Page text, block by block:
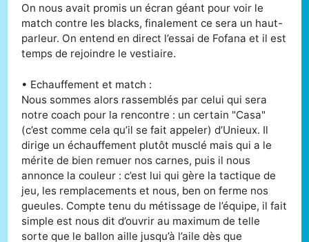
On nous avait promis un écran géant pour voir le
match contre les blacks, finalement ce sera un haut-
parleur. On entend en direct l’essai de Fofana et il est
temps de rejoindre le vestiaire.
• Echauffement et match :
Nous sommes alors rassemblés par celui qui sera
notre coach pour la rencontre : un certain "Casa"
(c’est comme cela qu’il se fait appeler) d’Unieux. Il
dirige un échauffement plutôt musclé mais qui a le
mérite de bien remuer nos carnes, puis il nous
annonce la couleur : c’est lui qui gère la tactique de
jeu, les remplacements et nous, ben on ferme nos
gueules. Compte tenu du métissage de l’équipe, il fait
simple est nous dit d’ouvrir au maximum de telle
sorte que le ballon aille jusqu’à l’aile dès que